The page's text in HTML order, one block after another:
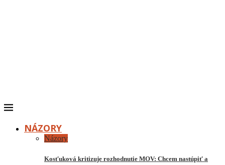
NÁZORY
Názory
Kosťuková kritizuje rozhodnutie MOV: Chcem nastúpiť a